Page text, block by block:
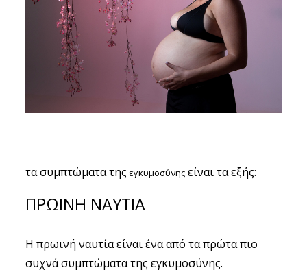
ΕΠΙΚΟΙΝΩΝΊΑ
τα συμπτώματα της εγκυμοσύνης είναι τα εξής:
ΠΡΩΙΝΗ ΝΑΥΤΙΑ
H πρωινή ναυτία είναι ένα από τα πρώτα πιο
συχνά συμπτώματα της εγκυμοσύνης.